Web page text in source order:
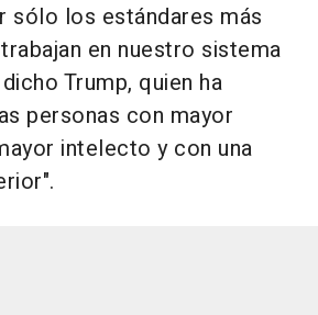
sólo los estándares más
en nuestro sistema
Trump, quien ha
personas con mayor
intelecto y con una